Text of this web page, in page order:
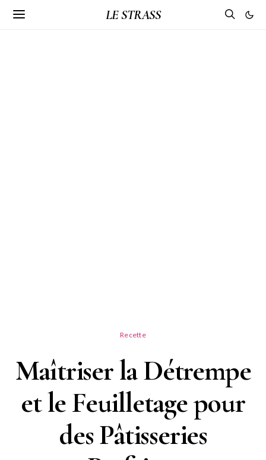
LE STRASS
Recette
Maîtriser la Détrempe
et le Feuilletage pour
des Pâtisseries